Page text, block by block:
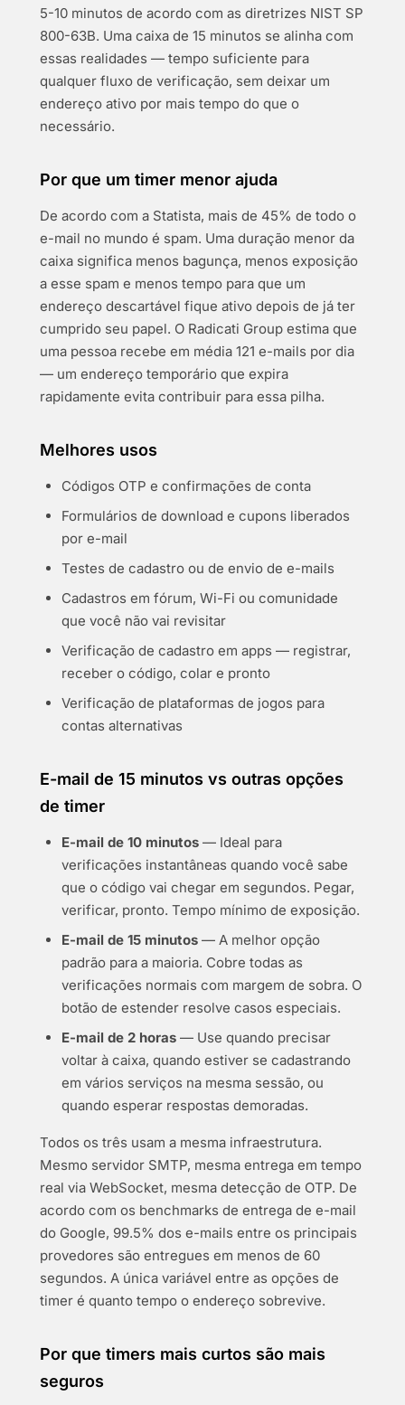
5-10 minutos de acordo com as diretrizes NIST SP
800-63B. Uma caixa de 15 minutos se alinha com
essas realidades — tempo suficiente para
qualquer fluxo de verificação, sem deixar um
endereço ativo por mais tempo do que o
necessário.
Por que um timer menor ajuda
De acordo com a Statista, mais de 45% de todo o
e-mail no mundo é spam. Uma duração menor da
caixa significa menos bagunça, menos exposição
a esse spam e menos tempo para que um
endereço descartável fique ativo depois de já ter
cumprido seu papel. O Radicati Group estima que
uma pessoa recebe em média 121 e-mails por dia
— um endereço temporário que expira
rapidamente evita contribuir para essa pilha.
Melhores usos
Códigos OTP e confirmações de conta
Formulários de download e cupons liberados
por e-mail
Testes de cadastro ou de envio de e-mails
Cadastros em fórum, Wi-Fi ou comunidade
que você não vai revisitar
Verificação de cadastro em apps — registrar,
receber o código, colar e pronto
Verificação de plataformas de jogos para
contas alternativas
E-mail de 15 minutos vs outras opções
de timer
E-mail de 10 minutos — Ideal para
verificações instantâneas quando você sabe
que o código vai chegar em segundos. Pegar,
verificar, pronto. Tempo mínimo de exposição.
E-mail de 15 minutos — A melhor opção
padrão para a maioria. Cobre todas as
verificações normais com margem de sobra. O
botão de estender resolve casos especiais.
E-mail de 2 horas — Use quando precisar
voltar à caixa, quando estiver se cadastrando
em vários serviços na mesma sessão, ou
quando esperar respostas demoradas.
Todos os três usam a mesma infraestrutura.
Mesmo servidor SMTP, mesma entrega em tempo
real via WebSocket, mesma detecção de OTP. De
acordo com os benchmarks de entrega de e-mail
do Google, 99.5% dos e-mails entre os principais
provedores são entregues em menos de 60
segundos. A única variável entre as opções de
timer é quanto tempo o endereço sobrevive.
Por que timers mais curtos são mais
seguros